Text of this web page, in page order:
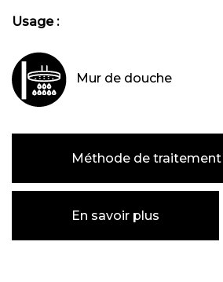
Usage :
Mur de douche
Méthode de
En savoir plus